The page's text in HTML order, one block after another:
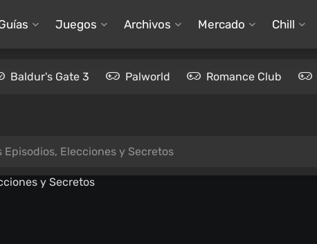
Juegos Archivos Mercado Chill
Baldur's Gate 3 Palworld Romance Club
Episodios, Elecciones y Secretos